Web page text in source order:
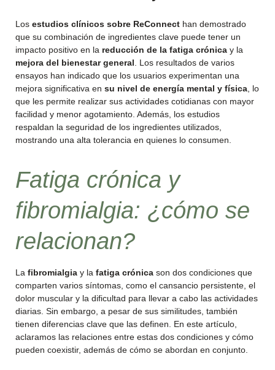
Los estudios clínicos sobre ReConnect han demostrado
que su combinación de ingredientes clave puede tener un
impacto positivo en la reducción de la fatiga crónica y la
mejora del bienestar general . Los resultados de varios
ensayos han indicado que los usuarios experimentan una
mejora significativa en su nivel de energía mental y física , lo
que les permite realizar sus actividades cotidianas con mayor
facilidad y menor agotamiento. Además, los estudios
respaldan la seguridad de los ingredientes utilizados,
mostrando una alta tolerancia en quienes lo consumen.
Fatiga crónica y
fibromialgia: ¿cómo se
relacionan?
La fibromialgia y la fatiga crónica son dos condiciones que
comparten varios síntomas, como el cansancio persistente, el
dolor muscular y la dificultad para llevar a cabo las actividades
diarias. Sin embargo, a pesar de sus similitudes, también
tienen diferencias clave que las definen. En este artículo,
aclaramos las relaciones entre estas dos condiciones y cómo
pueden coexistir, además de cómo se abordan en conjunto.